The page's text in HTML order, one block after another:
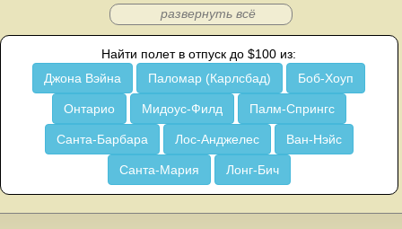
развернуть всё
Найти полет в отпуск до $100 из:
Джона Вэйна
Паломар (Карлсбад) Боб-Хоуп
Онтарио Мидоус-Филд Палм-Спрингс
Санта-Барбара Лос-Анджелес Ван-Нэйс
Санта-Мария Лонг-Бич